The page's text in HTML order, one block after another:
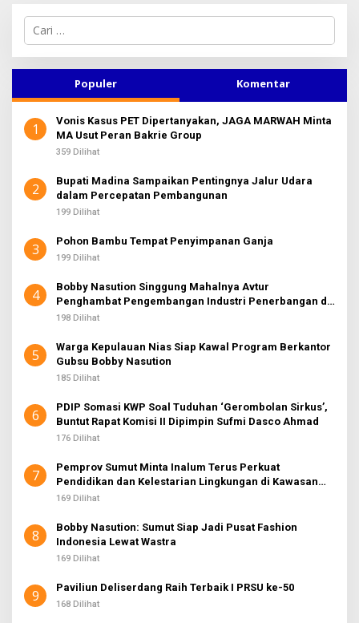
C
i
n
u
k
Populer Komentar
1
Vonis Kasus PET Dipertanyakan, JAGA MARWAH Minta
MA Usut Peran Bakrie Group
359 Dilihat
2
Bupati Madina Sampaikan Pentingnya Jalur Udara
dalam Percepatan Pembangunan
199 Dilihat
3 Pohon Bambu Tempat Penyimpanan Ganja
199 Dilihat
4
Bobby Nasution Singgung Mahalnya Avtur
Penghambat Pengembangan Industri Penerbangan di
Sumut
198 Dilihat
5
Warga Kepulauan Nias Siap Kawal Program Berkantor
Gubsu Bobby Nasution
185 Dilihat
6
PDIP Somasi KWP Soal Tuduhan ‘Gerombolan Sirkus’,
Buntut Rapat Komisi II Dipimpin Sufmi Dasco Ahmad
176 Dilihat
7
Pemprov Sumut Minta Inalum Terus Perkuat
Pendidikan dan Kelestarian Lingkungan di Kawasan
Danau Toba
169 Dilihat
8
Bobby Nasution: Sumut Siap Jadi Pusat Fashion
Indonesia Lewat Wastra
169 Dilihat
9 Paviliun Deliserdang Raih Terbaik I PRSU ke-50
168 Dilihat